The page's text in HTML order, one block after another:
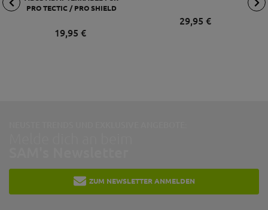
PRO TECTIC / PRO SHIELD
19,95 €
29,95 €
ZUM NEWSLETTER ANMELDEN